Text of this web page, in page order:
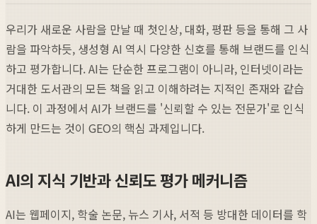
우리가 새로운 사람을 만날 때 첫인상, 대화, 평판 등을 통해 그 사
람을 파악하듯, 생성형 AI 역시 다양한 신호를 통해 브랜드를 인식
하고 평가합니다. AI는 단순한 프로그램이 아니라, 인터넷이라는
거대한 도서관의 모든 책을 읽고 이해하려는 지적인 존재와 같습
니다. 이 과정에서 AI가 브랜드를 '신뢰할 수 있는 전문가'로 인식
하게 만드는 것이 GEO의 핵심 과제입니다.
AI의 지식 기반과 신뢰도 평가 메커니즘
AI는 웹페이지, 학술 논문, 뉴스 기사, 서적 등 방대한 데이터를 학